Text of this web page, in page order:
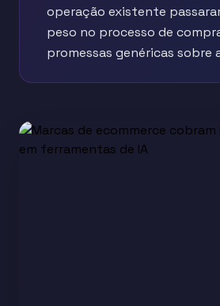
operação existente
peso no processo de
promessas genéricas sobre